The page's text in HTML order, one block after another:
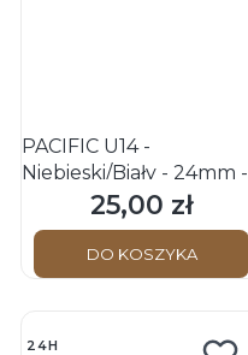
PACIFIC U14 -
Niebieski/Biały - 24mm -
Silikonowy pasek do
zegarka
Cena
25,00 zł
DO KOSZYKA
24H